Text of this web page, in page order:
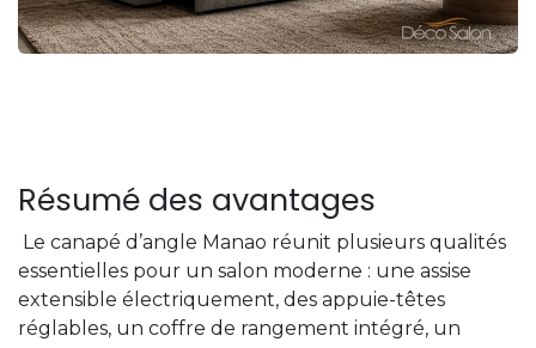
Résumé des avantages
Le canapé d’angle Manao réunit plusieurs qualités
essentielles pour un salon moderne : une assise
extensible électriquement, des appuie-têtes
réglables, un coffre de rangement intégré, un